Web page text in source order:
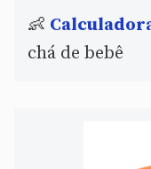
👶
chá de bebê